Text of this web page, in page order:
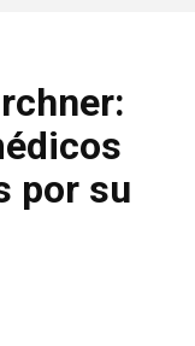
por su